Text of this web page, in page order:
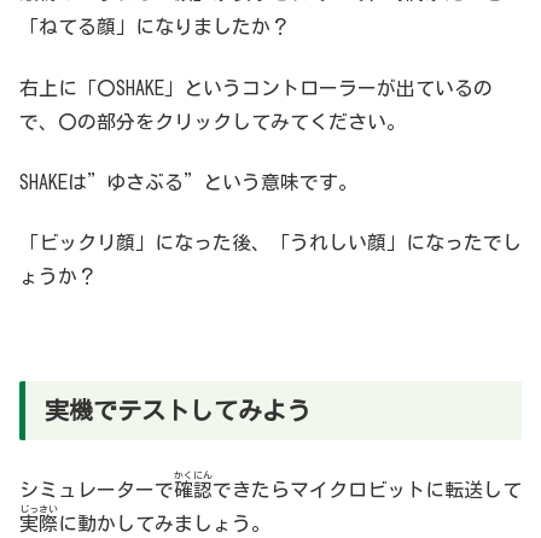
「ねてる顔」になりましたか？
右上に「〇SHAKE」というコントローラーが出ているの
で、〇の部分をクリックしてみてください。
SHAKEは”ゆさぶる”という意味です。
「ビックリ顔」になった後、「うれしい顔」になったでし
ょうか？
実機でテストしてみよう
シミュレーターで確認
かくにん
できたらマイクロビットに転送して
実際
じっさい
に動かしてみましょう。